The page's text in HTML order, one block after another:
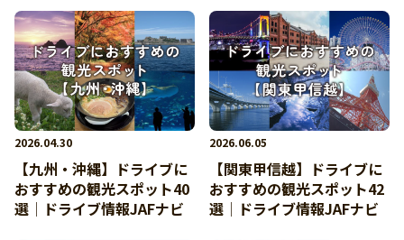
2026.04.30
【九州・沖縄】ドライブに
おすすめの観光スポット40
選│ドライブ情報JAFナビ
2026.06.05
【関東甲信越】ドライブに
おすすめの観光スポット42
選│ドライブ情報JAFナビ